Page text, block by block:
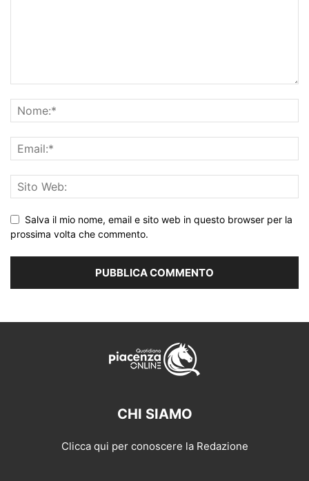
Salva il mio nome, email e sito web in questo browser per la
prossima volta che commento.
CHI SIAMO
Clicca qui per conoscere la Redazione